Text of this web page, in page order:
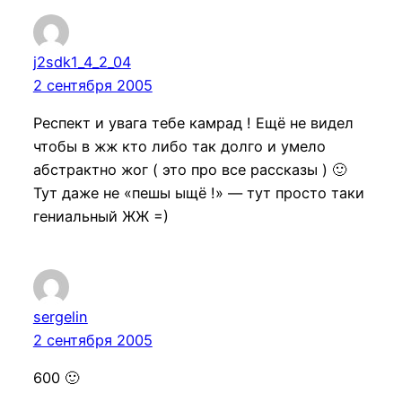
j2sdk1_4_2_04
2 сентября 2005
Респект и увага тебе камрад ! Ещё не видел
чтобы в жж кто либо так долго и умело
абстрактно жог ( это про все рассказы ) 🙂
Тут даже не «пешы ыщё !» — тут просто таки
гениальный ЖЖ =)
sergelin
2 сентября 2005
600 🙂